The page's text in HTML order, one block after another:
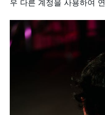
우 다른 계정을 사용하여